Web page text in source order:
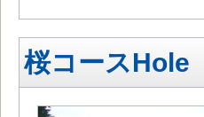
桜コース